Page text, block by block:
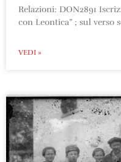
Relazioni: DON2891
con Leontica” ; sul verso
VEDI »